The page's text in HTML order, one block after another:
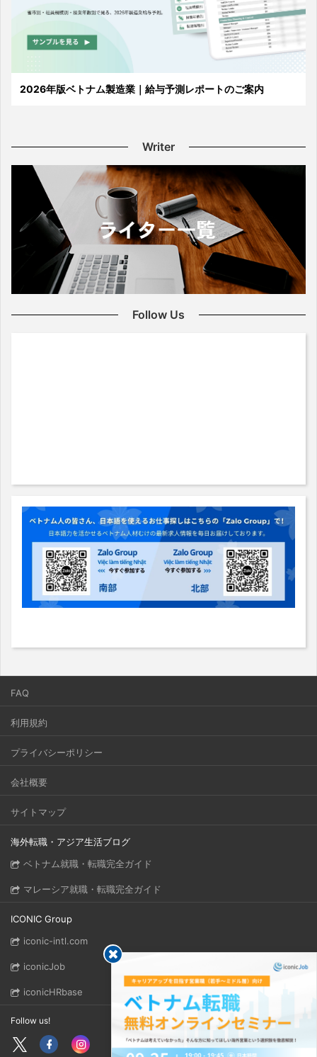
2026年版ベトナム製造業｜給与予測レポートのご案内
Writer
Follow Us
FAQ
利用規約
プライバシーポリシー
会社概要
サイトマップ
海外転職・アジア生活ブログ
ベトナム就職・転職完全ガイド
マレーシア就職・転職完全ガイド
ICONIC Group
iconic-intl.com
iconicJob
iconicHRbase
Follow us!